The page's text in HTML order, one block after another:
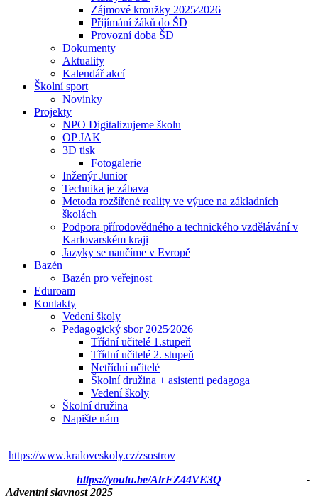
Zájmové kroužky 2025⁄2026
Přijímání žáků do ŠD
Provozní doba ŠD
Dokumenty
Aktuality
Kalendář akcí
Školní sport
Novinky
Projekty
NPO Digitalizujeme školu
OP JAK
3D tisk
Fotogalerie
Inženýr Junior
Technika je zábava
Metoda rozšířené reality ve výuce na základních
školách
Podpora přírodovědného a technického vzdělávání v
Karlovarském kraji
Jazyky se naučíme v Evropě
Bazén
Bazén pro veřejnost
Eduroam
Kontakty
Vedení školy
Pedagogický sbor 2025⁄2026
Třídní učitelé 1.stupeň
Třídní učitelé 2. stupeň
Netřídní učitelé
Školní družina + asistenti pedagoga
Vedení školy
Školní družina
Napište nám
https://www.kraloveskoly.cz/zsostrov
https://youtu.be/AlrFZ44VE3Q -
Adventní slavnost 2025